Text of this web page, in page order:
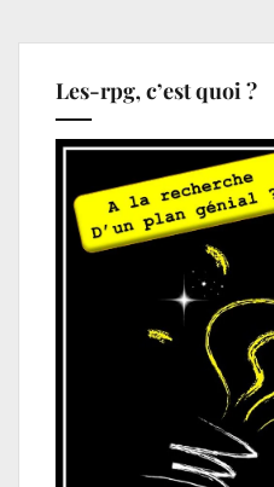
Les-rpg, c’est quoi ?